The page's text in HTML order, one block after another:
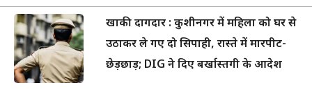
खाकी दागदार : कुशीनगर में महिला को घर से
उठाकर ले गए दो सिपाही, रास्ते में मारपीट-
छेड़छाड़; DIG ने दिए बर्खास्तगी के आदेश